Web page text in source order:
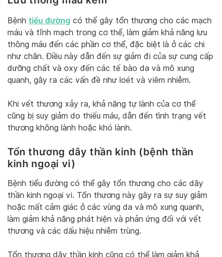
Bệnh tiểu đường có thể gây tổn thương cho các mạch
máu và tĩnh mạch trong cơ thể, làm giảm khả năng lưu
thông máu đến các phần cơ thể, đặc biệt là ở các chi
như chân. Điều này dẫn đến sự giảm đi của sự cung cấp
dưỡng chất và oxy đến các tế bào da và mô xung
quanh, gây ra các vấn đề như loét và viêm nhiễm.
Khi vết thương xảy ra, khả năng tự lành của cơ thể
cũng bị suy giảm do thiếu máu, dẫn đến tình trạng vết
thương không lành hoặc khó lành.
Tổn thương dây thần kinh (bệnh thần
kinh ngoại vi)
Bệnh tiểu đường có thể gây tổn thương cho các dây
thần kinh ngoại vi. Tổn thương này gây ra sự suy giảm
hoặc mất cảm giác ở các vùng da và mô xung quanh,
làm giảm khả năng phát hiện và phản ứng đối với vết
thương và các dấu hiệu nhiễm trùng.
Tổn thương dây thần kinh cũng có thể làm giảm khả